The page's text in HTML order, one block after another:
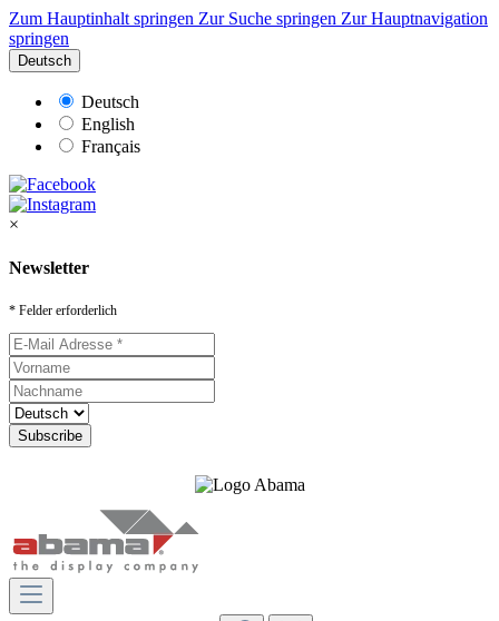
Zum Hauptinhalt springen Zur Suche springen Zur Hauptnavigation
springen
Deutsch
Deutsch
English
Français
×
Newsletter
* Felder erforderlich